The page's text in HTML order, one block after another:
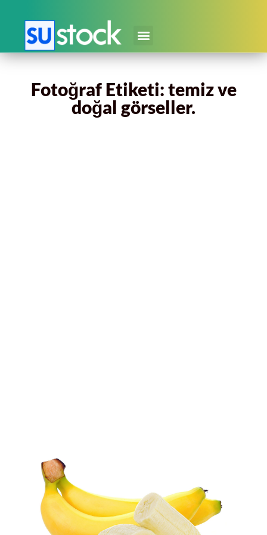
Fotoğraf Etiketi: temiz ve
doğal görseller.